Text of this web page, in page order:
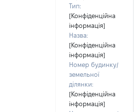
Тип:
[Конфіденційна
інформація]
Назва:
[Конфіденційна
інформація]
Номер будинку/
земельної
ділянки:
[Конфіденційна
інформація]